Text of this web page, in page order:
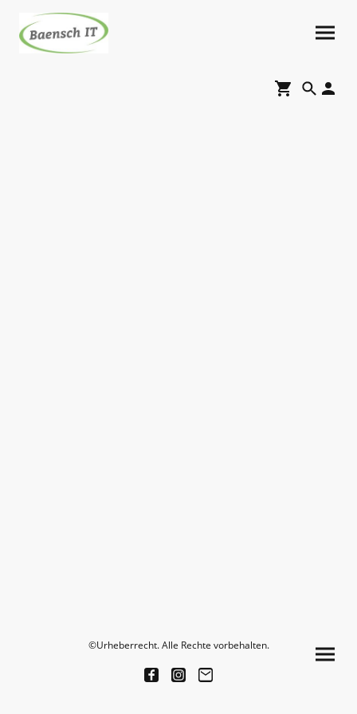
©Urheberrecht. Alle Rechte vorbehalten.